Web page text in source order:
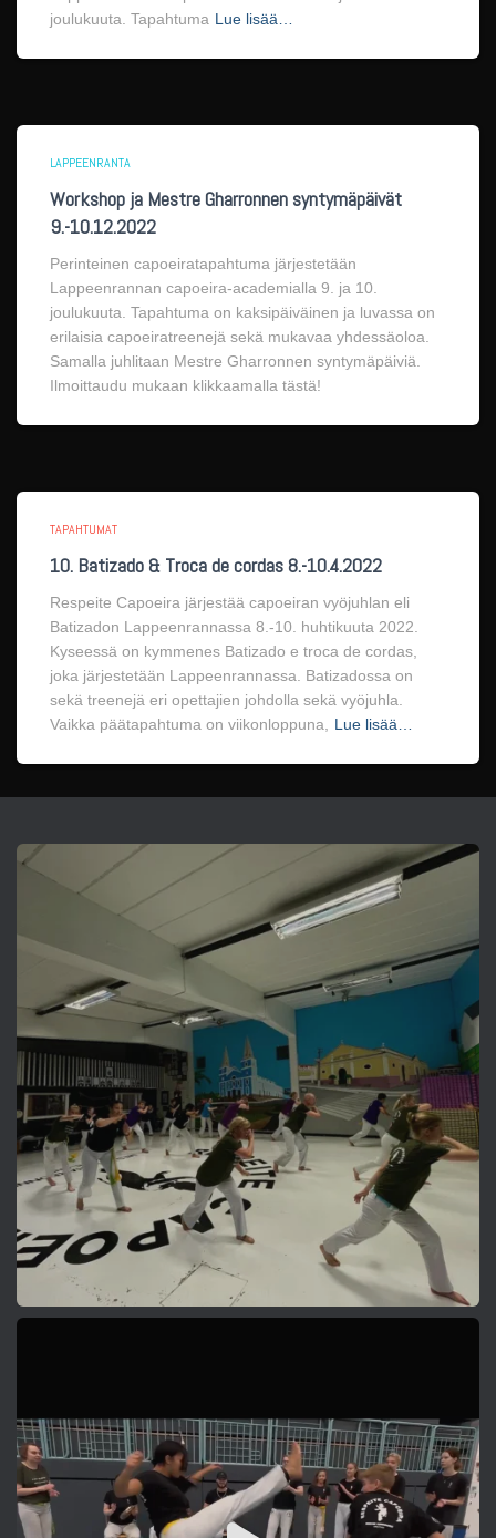
joulukuuta. Tapahtuma Lue lisää…
LAPPEENRANTA
Workshop ja Mestre Gharronnen syntymäpäivät
9.-10.12.2022
Perinteinen capoeiratapahtuma järjestetään
Lappeenrannan capoeira-academialla 9. ja 10.
joulukuuta. Tapahtuma on kaksipäiväinen ja luvassa on
erilaisia capoeiratreenejä sekä mukavaa yhdessäoloa.
Samalla juhlitaan Mestre Gharronnen syntymäpäiviä.
Ilmoittaudu mukaan klikkaamalla tästä!
TAPAHTUMAT
10. Batizado & Troca de cordas 8.-10.4.2022
Respeite Capoeira järjestää capoeiran vyöjuhlan eli
Batizadon Lappeenrannassa 8.-10. huhtikuuta 2022.
Kyseessä on kymmenes Batizado e troca de cordas,
joka järjestetään Lappeenrannassa. Batizadossa on
sekä treenejä eri opettajien johdolla sekä vyöjuhla.
Vaikka päätapahtuma on viikonloppuna,
Lue lisää…